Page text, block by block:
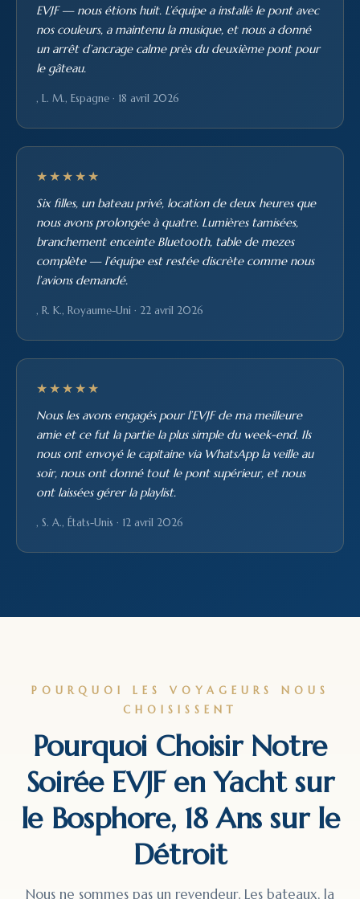
EVJF — nous étions huit. L’équipe a installé le pont avec
nos couleurs, a maintenu la musique, et nous a donné
un arrêt d’ancrage calme près du deuxième pont pour
le gâteau.
, L. M., Espagne · 18 avril 2026
★★★★★
Six filles, un bateau privé, location de deux heures que
nous avons prolongée à quatre. Lumières tamisées,
branchement enceinte Bluetooth, table de mezes
complète — l’équipe est restée discrète comme nous
l’avions demandé.
, R. K., Royaume-Uni · 22 avril 2026
★★★★★
Nous les avons engagés pour l’EVJF de ma meilleure
amie et ce fut la partie la plus simple du week-end. Ils
nous ont envoyé le capitaine via WhatsApp la veille au
soir, nous ont donné tout le pont supérieur, et nous
ont laissées gérer la playlist.
, S. A., États-Unis · 12 avril 2026
POURQUOI LES VOYAGEURS NOUS
CHOISISSENT
Pourquoi Choisir Notre
Soirée EVJF en Yacht sur
le Bosphore, 18 Ans sur le
Détroit
Nous ne sommes pas un revendeur. Les bateaux, la